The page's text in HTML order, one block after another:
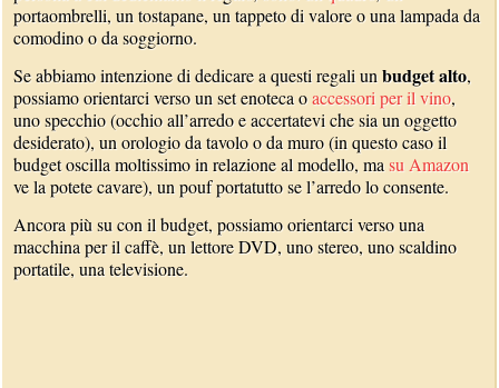
portaombrelli, un tostapane, un tappeto di valore o una lampada da
comodino o da soggiorno.
Se abbiamo intenzione di dedicare a questi regali unbudget alto,
possiamo orientarci verso un set enoteca oaccessori per il vino,
uno specchio (occhio all’arredo e accertatevi che sia un oggetto
desiderato), un orologio da tavolo o da muro (in questo caso il
budget oscilla moltissimo in relazione al modello, masu Amazon
ve la potete cavare), un pouf portatutto se l’arredo lo consente.
Ancora più su con il budget, possiamo orientarci verso una
macchina per il caffè, un lettore DVD, uno stereo, uno scaldino
portatile, una televisione.